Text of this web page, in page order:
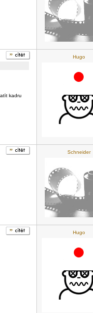
kadru
Hugo
Schneider
Hugo